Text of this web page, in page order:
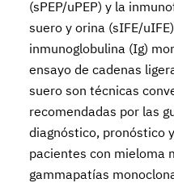
(sPEP/uPEP) y la
suero y orina (sIFE/
inmunoglobulina (Ig)
ensayo de cadenas
suero son técnicas
recomendadas por las
diagnóstico, pronóstico
pacientes con mieloma
gammapatías